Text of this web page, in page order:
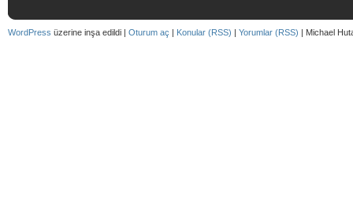
WordPress üzerine inşa edildi | Oturum aç | Konular (RSS) | Yorumlar (RSS) | Michael